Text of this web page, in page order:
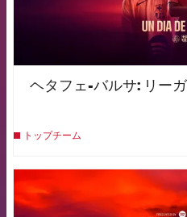
ヘタフェ-バルサ: リー
トップチーム